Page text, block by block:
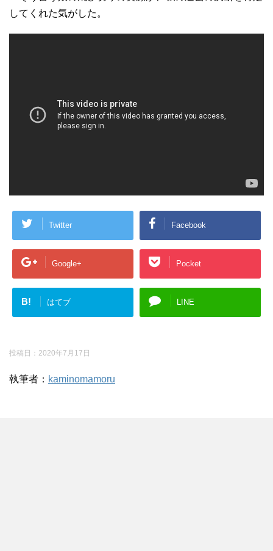
してくれた気がした。
Twitter Facebook
Google+ Pocket
B! はてブ LINE
投稿日： 2020年7月17日
執筆者： kaminomamoru